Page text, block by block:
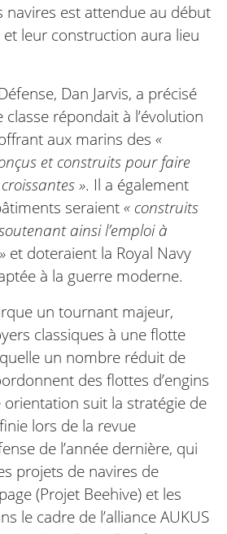
navires est attendue au début
leur construction aura lieu
Dan Jarvis, a précisé
répondait à l’évolution
aux marins des «
et construits pour faire
». Il a également
seraient« construits
ainsi l’emploi à
et doteraient la Royal Navy
à la guerre moderne.
un tournant majeur,
classiques à une flotte
un nombre réduit de
des flottes d’engins
suit la stratégie de
lors de la revue
de l’année dernière, qui
projets de navires de
(Projet Beehive) et les
le cadre de l’alliance AUKUS